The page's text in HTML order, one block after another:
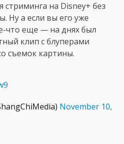
на Disney+ без
Ну а если вы его уже
что еще — на днях был
клип с блуперами
съемок картины.
November 10,